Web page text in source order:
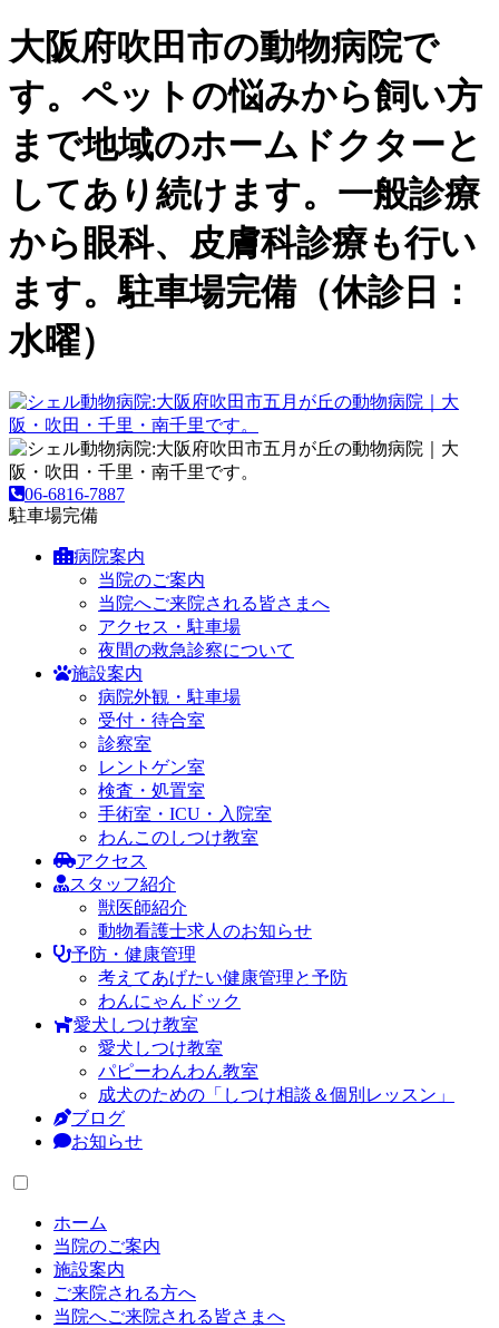
大阪府吹田市の動物病院で
す。ペットの悩みから飼い方
まで地域のホームドクターと
してあり続けます。一般診療
から眼科、皮膚科診療も行い
ます。駐車場完備（休診日：
水曜）
06-6816-7887
駐車場完備
病院案内
当院のご案内
当院へご来院される皆さまへ
アクセス・駐車場
夜間の救急診察について
施設案内
病院外観・駐車場
受付・待合室
診察室
レントゲン室
検査・処置室
手術室・ICU・入院室
わんこのしつけ教室
アクセス
スタッフ紹介
獣医師紹介
動物看護士求人のお知らせ
予防・健康管理
考えてあげたい健康管理と予防
わんにゃんドック
愛犬しつけ教室
愛犬しつけ教室
パピーわんわん教室
成犬のための「しつけ相談＆個別レッスン」
ブログ
お知らせ
ホーム
当院のご案内
施設案内
ご来院される方へ
当院へご来院される皆さまへ